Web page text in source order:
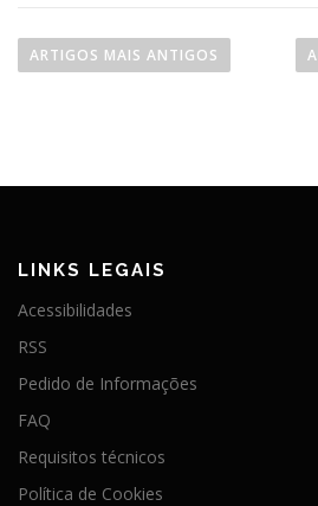
a
o
d
a
r
t
i
g
ARTIGOS MAIS ANTIGOS
LINKS LEGAIS
Acessibilidades
RSS
Pedido de Informações
FAQ
Requisitos técnicos
Política de Cookies